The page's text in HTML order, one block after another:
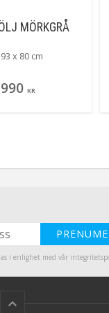
MÖRKGRÅ
x 80 cm
KR
i enlighet med vår
keyboard_arrow_up